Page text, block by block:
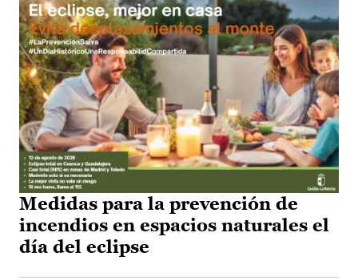
Medidas para la prevención de
incendios en espacios naturales el
día del eclipse